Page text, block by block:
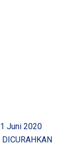
Juni 2020
DICURAHKAN